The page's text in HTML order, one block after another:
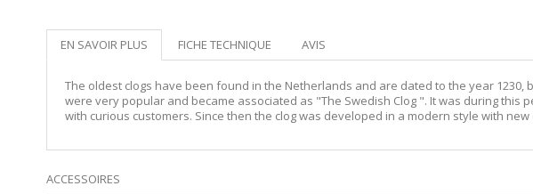
EN SAVOIR PLUS FICHE TECHNIQUE AVIS
The oldest clogs have been found in the Netherlands and are dated to the year
were very popular and became associated as "The Swedish Clog ". It was during
with curious customers. Since then the clog was developed in a modern style with
ACCESSOIRES